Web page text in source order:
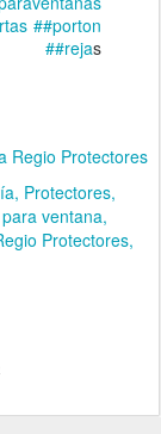
##porton
##rejas
Regio Protectores
Protectores
ventana
Protectores